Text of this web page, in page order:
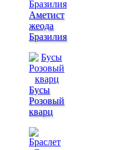
Аметист
жеода
Бразилия
Бусы
Розовый
кварц